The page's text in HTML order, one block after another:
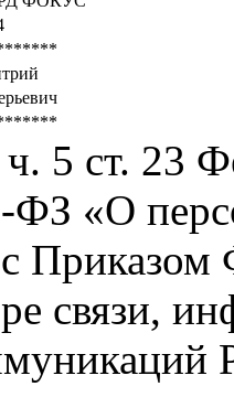
5 ст. 23
«О
с
связи,